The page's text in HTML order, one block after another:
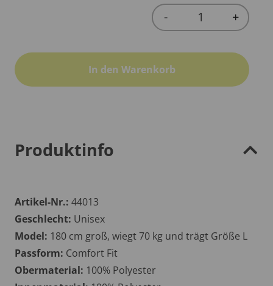
Quantity
- +
In den Warenkorb
Produktinfo
Artikel-Nr.: 44013
Geschlecht: Unisex
Model: 180 cm groß, wiegt 70 kg und trägt Größe L
Passform: Comfort Fit
Obermaterial: 100% Polyester